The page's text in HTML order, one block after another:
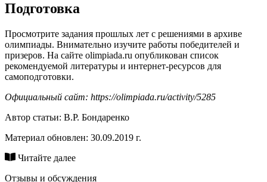
Подготовка
Просмотрите задания прошлых лет с решениями в архиве
олимпиады. Внимательно изучите работы победителей и
призеров. На сайте olimpiada.ru опубликован список
рекомендуемой литературы и интернет-ресурсов для
самоподготовки.
Официальный сайт: https://olimpiada.ru/activity/5285
Автор статьи: В.Р. Бондаренко
Материал обновлен: 30.09.2019 г.
Читайте далее
Отзывы и обсуждения